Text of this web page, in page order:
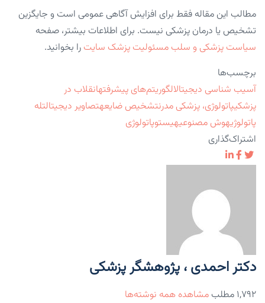
مطالب این مقاله فقط برای افزایش آگاهی عمومی است و جایگزین
تشخیص یا درمان پزشکی نیست. برای اطلاعات بیشتر، صفحه
سیاست پزشکی و سلب مسئولیت پزشک سایت را بخوانید.
برچسب‌ها
آسیب شناسی دیجیتالالگوریتم‌های پیشرفتهانقلاب در
پزشکیپاتولوژی، پزشکی مدرنتشخیص ضایعهتصاویر دیجیتالتله
پاتولوژیهوش مصنوعیهیستوپاتولوژی
اشتراک‌گذاری
دکتر احمدی ، پژوهشگر پزشکی
۱,۷۹۲ مطلب
مشاهده همه نوشته‌ها